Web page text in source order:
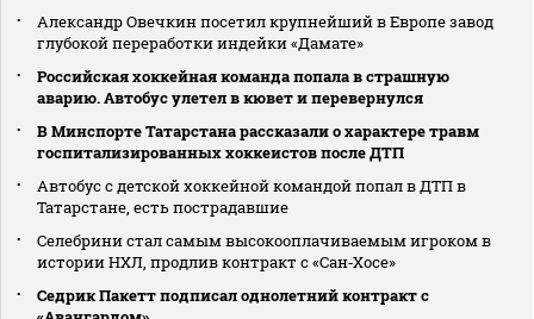
Александр Овечкин посетил крупнейший в Европе завод
глубокой переработки индейки «Дамате»
Российская хоккейная команда попала в страшную
аварию. Автобус улетел в кювет и перевернулся
В Минспорте Татарстана рассказали о характере травм
госпитализированных хоккеистов после ДТП
Автобус с детской хоккейной командой попал в ДТП в
Татарстане, есть пострадавшие
Селебрини стал самым высокооплачиваемым игроком в
истории НХЛ, продлив контракт с «Сан‑Хосе»
Седрик Пакетт подписал однолетний контракт с